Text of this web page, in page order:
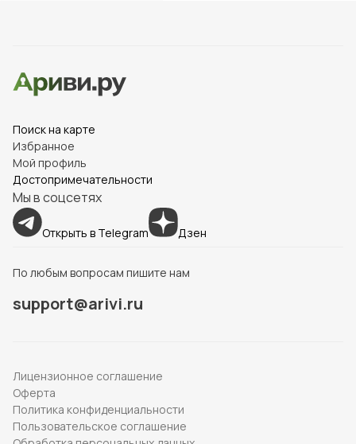
Поиск на карте
Избранное
Мой профиль
Достопримечательности
Мы в соцсетях
Открыть в Telegram Дзен
По любым вопросам пишите нам
support@arivi.ru
Лицензионное соглашение
Оферта
Политика конфиденциальности
Пользовательское соглашение